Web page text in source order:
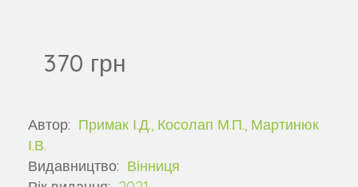
370 грн
Автор: Примак І.Д., Косолап М.П., Мартинюк
І.В.
Видавництво: Вінниця